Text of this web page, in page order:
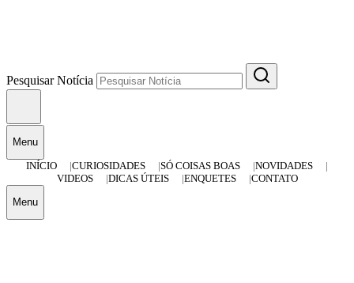
Pesquisar Notícia
Menu
INÍCIO
CURIOSIDADES SÓ COISAS BOAS
NOVIDADES
VIDEOS
DICAS ÚTEIS ENQUETES CONTATO
Menu